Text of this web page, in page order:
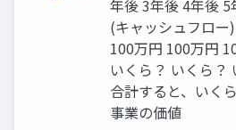
年後 3年後 4年後
(キャッシュフロー
100万円 100万円
いくら？ いくら？
合計すると、いく
事業の価値